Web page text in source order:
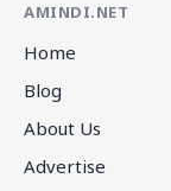
AMINDI.NET
Home
Blog
About Us
Advertise